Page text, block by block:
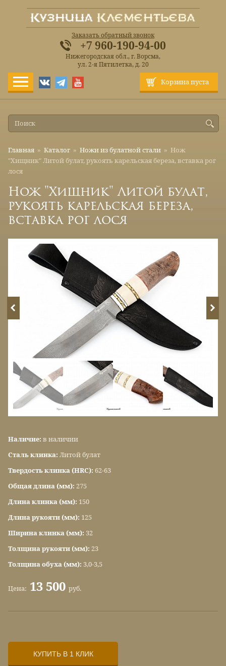
Корзина пуста
Заказать обратный звонок
+7 960-190-94-00
Нижегородская обл., г. Ворсма,
ул. 2-я Пятилетка, д. 20
Главная » Каталог » Ножи из булатной стали » Нож
"Хищник" Литой булат, рукоять карельская береза, вставка рог
лося
Нож "Хищник" Литой булат,
рукоять карельская береза,
вставка рог лося
Наличие: в наличии
Сталь клинка: Литой булат
Твердость клинка (HRC): 62-63
Общая длина (мм): 275
Длина клинка (мм): 150
Длина рукояти (мм): 125
Ширина клинка (мм): 32
Толщина рукояти (мм): 23
Толщина обуха (мм): 3,0-3,5
Цена: 13 500 руб.
КУПИТЬ В 1 КЛИК